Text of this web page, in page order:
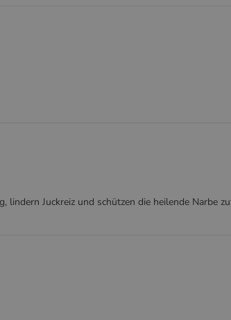
Juckreiz und schützen die heilende Narbe